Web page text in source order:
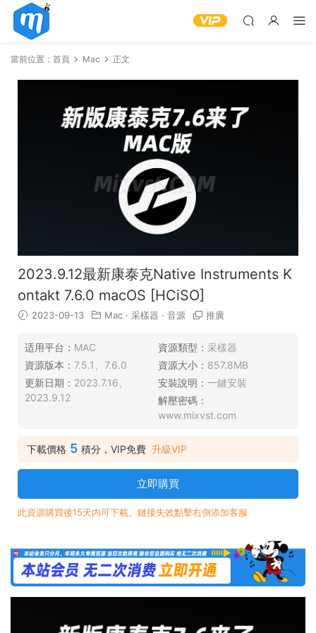
當前位置： 首頁 Mac 正文
2023.9.12最新康泰克Native Instruments K
ontakt 7.6.0 macOS [HCiSO]
2023-09-13 Mac · 采樣器 · 音源 推廣
适用平台： MAC 資源類型： 采樣器
資源版本： 7.5.1、7.6.0 資源大小： 857.8MB
更新日期： 2023.7.16、
2023.9.12
安裝說明： 一鍵安裝
解壓密碼：
www.mixvst.com
下載價格 5 積分，VIP免費 升級VIP
立即購買
此資源購買後15天内可下載。鏈接失效點擊右側添加客服